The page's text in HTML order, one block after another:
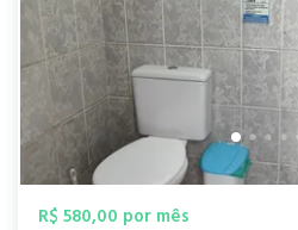
R$ 580,00 por mês